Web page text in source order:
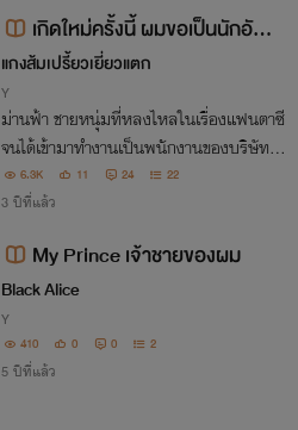
เกิดใหม่ครั้งนี้ ผมขอเป็นนักอัญเ
ชิญ
แกงส้มเปรี้ยวเยี่ยวแตก
Y
ม่านฟ้า ชายหนุ่มที่หลงไหลในเรื่องแฟนตาซี
จนได้เข้ามาทำงานเป็นพนักงานของบริษัทพั
ฒนาเกมชื่อดัง เสียชีวิตอย่างน่าอนาถ เเต่ตอ
นนี้ชายชราตรงหน้ากำลังบอกเขาว่าอะไรน
6.3K 11 24 22
3 ปีที่แล้ว
My Prince เจ้าชายของผม
Black Alice
Y
410 0 0 2
5 ปีที่แล้ว